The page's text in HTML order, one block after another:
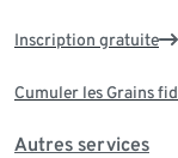
Inscription gratuite
Cumuler les Grains
Autres services